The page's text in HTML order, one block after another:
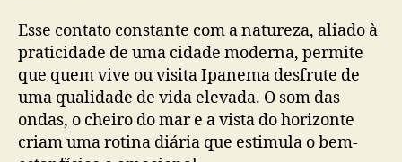
Esse contato constante com a natureza, aliado à
praticidade de uma cidade moderna, permite
que quem vive ou visita Ipanema desfrute de
uma qualidade de vida elevada. O som das
ondas, o cheiro do mar e a vista do horizonte
criam uma rotina diária que estimula o bem-